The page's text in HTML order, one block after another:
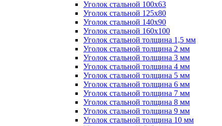
Уголок стальной 100х63
Уголок стальной 125х80
Уголок стальной 140х90
Уголок стальной 160х100
Уголок стальной толщина 1,5 мм
Уголок стальной толщина 2 мм
Уголок стальной толщина 3 мм
Уголок стальной толщина 4 мм
Уголок стальной толщина 5 мм
Уголок стальной толщина 6 мм
Уголок стальной толщина 7 мм
Уголок стальной толщина 8 мм
Уголок стальной толщина 9 мм
Уголок стальной толщина 10 мм